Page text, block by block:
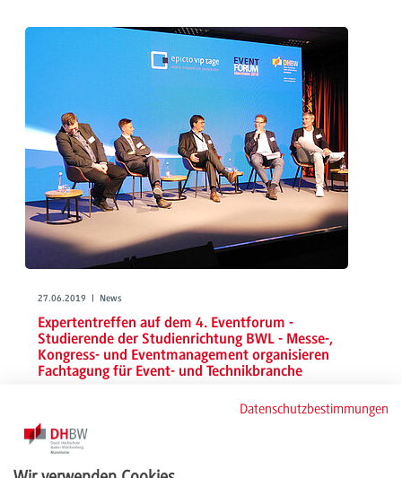
27.06.2019 | News
Expertentreffen auf dem 4. Eventforum -
Studierende der Studienrichtung BWL - Messe-,
Kongress- und Eventmanagement organisieren
Fachtagung für Event- und Technikbranche
Messe-, Kongress- und Eventmanagement der Dualen
Hochschule Mannheim das Eventforum
Ende Mai besuchten 400 geladene Gäste aus der Event- und
Technikbranche die kombinierte Veranstaltung
Datenschutzbestimmungen